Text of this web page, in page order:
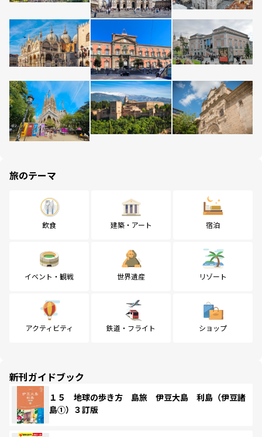
旅のテーマ
飲食 建築・アート 宿泊
イベント・観戦 世界遺産 リゾート
アクティビティ 鉄道・フライト ショップ
新刊ガイドブック
１５ 地球の歩き方 島旅 伊豆大島 利島（伊豆諸
島①）３訂版